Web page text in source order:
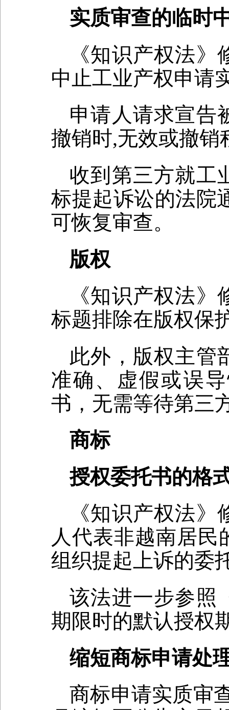
实质审查的临时
《知识产权法
中止工业产权申请
申请人请求宣告
撤销时,无效或撤销
收到第三方就工
标提起诉讼的法院
可恢复审查。
版权
《知识产权法
标题排除在版权保
此外，版权主管
准确、虚假或误
书，无需等待第三
商标
授权委托书的格
《知识产权法
人代表非越南居民
组织提起上诉的委
该法进一步参照
期限时的默认授
缩短商标申请处
商标申请实质审